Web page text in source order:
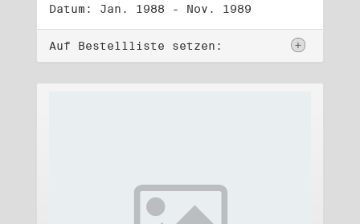
Datum: Jan. 1988 - Nov. 1989
Auf Bestellliste setzen: